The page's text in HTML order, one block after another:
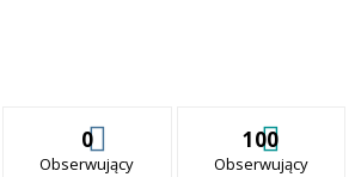
0
Obserwujący
100
Obserwujący